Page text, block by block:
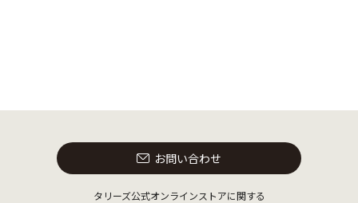
お問い合わせ
タリーズ公式オンラインストアに関する